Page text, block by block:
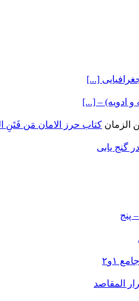
[...]
و ادویه) – [...]
کتاب حرز الامان مَن فَتَنِ
گنج یابی
پنج
۱و۲
المقاصد